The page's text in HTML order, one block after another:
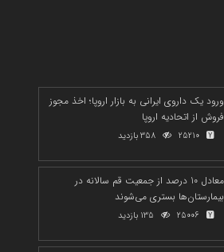
ورود یک داروی ایرانی به بازار اروپا؛ اخذ مجوز
فروش از اتحادیه اروپا
25210 358 بازدید
معادل 10 درصد از جمعیت قم سالانه در
بیمارستان‌ها بستری می‌شوند